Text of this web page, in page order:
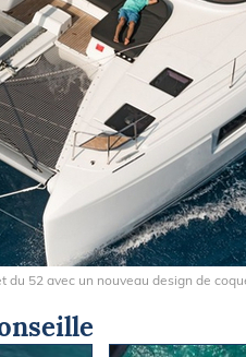
du 52 avec un nouveau design de